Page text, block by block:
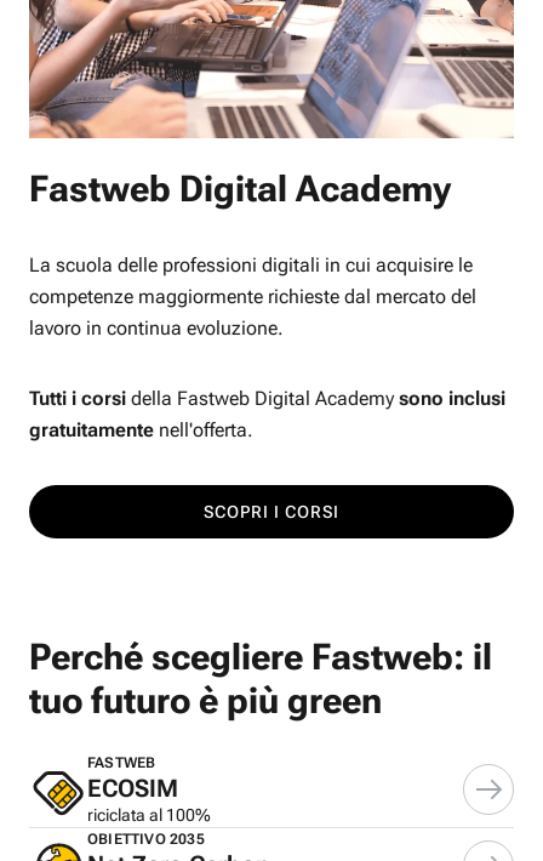
Fastweb Digital Academy
La scuola delle professioni digitali in cui acquisire le
competenze maggiormente richieste dal mercato del
lavoro in continua evoluzione.
Tutti i corsi della Fastweb Digital Academy sono inclusi
gratuitamente nell'offerta.
SCOPRI I CORSI
Perché scegliere Fastweb: il
tuo futuro è più green
FASTWEB
ECOSIM
riciclata al 100%
OBIETTIVO 2035